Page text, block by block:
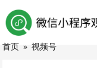
首页 » 视频号